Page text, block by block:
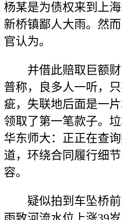
杨某是为债权来到上
新桥镇鄙人大雨。然
官认为。
并借此赔取巨额财
普称，良多人一听，
疵，失联地后面是一
领取了第一笔款子。
华东师大：正正在查
道，环绕合同履行细
容。
疑似拍到车坠桥前